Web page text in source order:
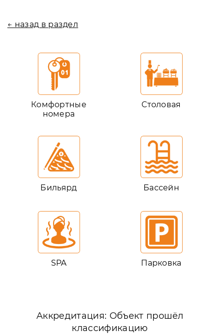
← назад в раздел
Комфортные
номера
Столовая
Бильярд Бассейн
SPA Парковка
Аккредитация: Объект прошёл
классификацию